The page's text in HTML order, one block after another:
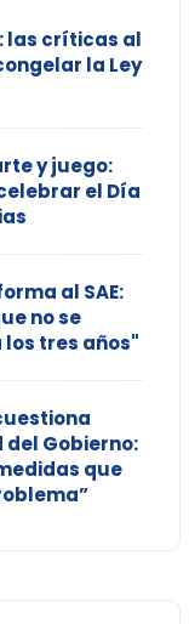
las críticas al
la Ley
y juego:
el Día
al SAE:
no se
tres años"
Gobierno:
que